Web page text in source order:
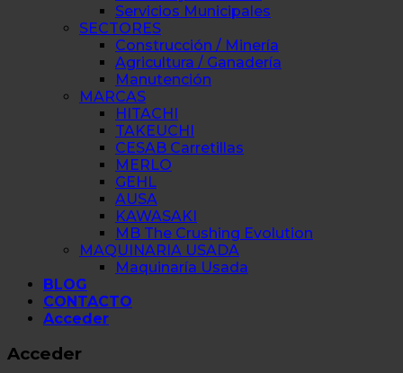
Servicios Municipales
SECTORES
Construcción / Minería
Agricultura / Ganadería
Manutención
MARCAS
HITACHI
TAKEUCHI
CESAB Carretillas
MERLO
GEHL
AUSA
KAWASAKI
MB The Crushing Evolution
MAQUINARIA USADA
Maquinaría Usada
BLOG
CONTACTO
Acceder
Acceder